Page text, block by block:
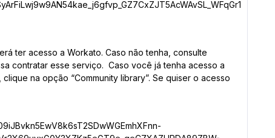
ter acesso a Workato. Caso não tenha, consulte
contratar esse serviço. Caso você já tenha acesso a
na opção “Community library”. Se quiser o acesso